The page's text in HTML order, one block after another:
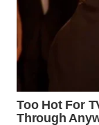
LAPAK
WAHANA
Wahana
KONSUMEN
LISTRIK